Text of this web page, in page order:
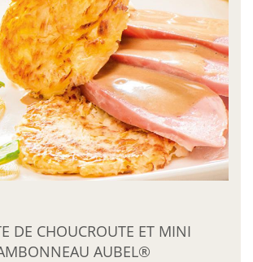
DE CHOUCROUTE ET MINI
AUBEL®